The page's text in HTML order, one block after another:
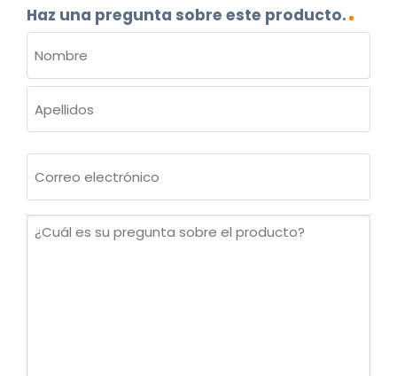
Haz una pregunta sobre este producto.
(OBLIGATORIO)
Nombre
electrónico
¿Cuál